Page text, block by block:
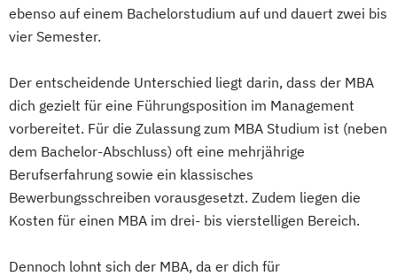
ebenso auf einem Bachelorstudium auf und dauert zwei bis
vier Semester.
Der entscheidende Unterschied liegt darin, dass der MBA
dich gezielt für eine Führungsposition im Management
vorbereitet. Für die Zulassung zum MBA Studium ist (neben
dem Bachelor-Abschluss) oft eine mehrjährige
Berufserfahrung sowie ein klassisches
Bewerbungsschreiben vorausgesetzt. Zudem liegen die
Kosten für einen MBA im drei- bis vierstelligen Bereich.
Dennoch lohnt sich der MBA, da er dich für